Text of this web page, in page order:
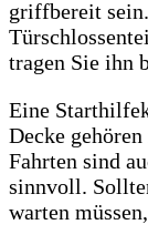
griffbereit
tragen Sie ihn
Eine
Decke
Fahrten sind
sinnvoll.
warten